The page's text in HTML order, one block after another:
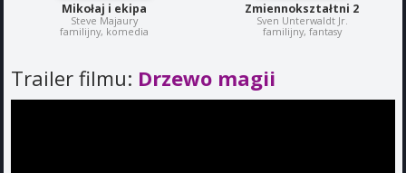
Mikołaj i ekipa
Steve Majaury
familijny, komedia
Zmiennokształtni 2
Sven Unterwaldt Jr.
familijny, fantasy
Trailer filmu: Drzewo magii